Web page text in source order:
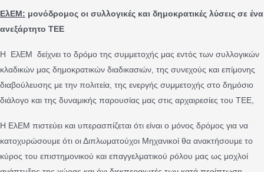
ΕλΕΜ: μονόδρομος οι συλλογικές και δημοκρατικές λύσεις σε ένα
ανεξάρτητο ΤΕΕ
Η ΕλΕΜ δείχνει το δρόμο της συμμετοχής μας εντός των συλλογικών
κλαδικών μας δημοκρατικών διαδικασιών, της συνεχούς και επίμονης
διαβούλευσης με την πολιτεία, της ενεργής συμμετοχής στο δημόσιο
διάλογο και της δυναμικής παρουσίας μας στις αρχαιρεσίες του ΤΕΕ,
H ΕλΕΜ πιστεύει και υπερασπίζεται ότι είναι ο μόνος δρόμος για να
κατοχυρώσουμε ότι οι Διπλωματούχοι Μηχανικοί θα ανακτήσουμε το
κύρος του επιστημονικού και επαγγελματικού ρόλου μας ως μοχλοί